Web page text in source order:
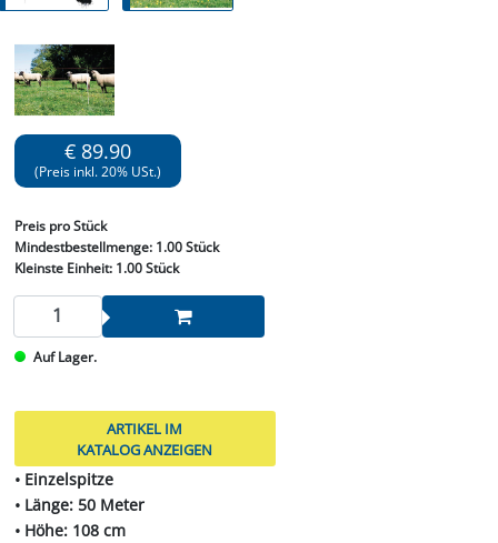
€ 89.90
(Preis inkl. 20% USt.)
Preis pro Stück
Mindestbestellmenge: 1.00 Stück
Kleinste Einheit:1.00 Stück
Auf Lager.
ARTIKEL IM
KATALOG ANZEIGEN
• Einzelspitze
• Länge: 50 Meter
• Höhe: 108 cm